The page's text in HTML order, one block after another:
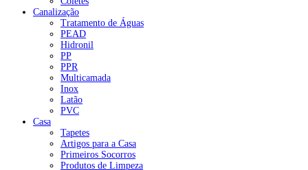
Canalização
Tratamento de Águas
PEAD
Hidronil
PP
PPR
Multicamada
Inox
Latão
PVC
Casa
Tapetes
Artigos para a Casa
Primeiros Socorros
Produtos de Limpeza